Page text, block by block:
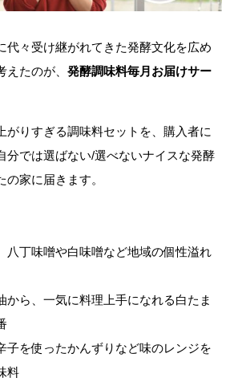
代々受け継がれてきた発酵文化を広め
たのが、 発酵調味料毎月お届けサー
がりすぎる調味料セットを、購入者に
分では選ばない/選べないナイスな発酵
家に届きます。
八丁味噌や白味噌など地域の個性溢れ
から、一気に料理上手になれる白たま
子を使ったかんずりなど味のレンジを
料